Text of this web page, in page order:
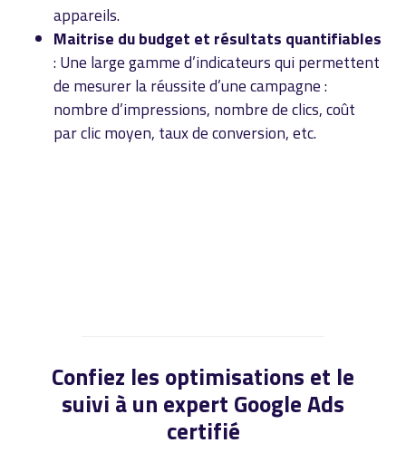
appareils.
Maitrise du budget et résultats quantifiables
: Une large gamme d’indicateurs qui permettent
de mesurer la réussite d’une campagne :
nombre d’impressions, nombre de clics, coût
par clic moyen, taux de conversion, etc.
Confiez les optimisations et le
suivi à un expert Google Ads
certifié